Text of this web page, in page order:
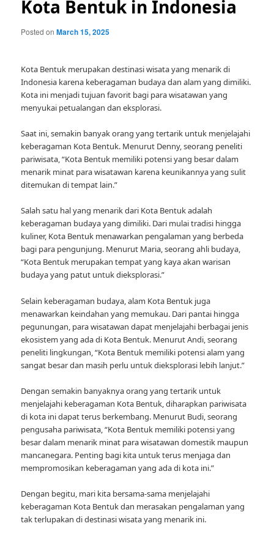
Kota Bentuk in Indonesia
Posted onMarch 15, 2025
Kota Bentuk merupakan destinasi wisata yang menarik di
Indonesia karena keberagaman budaya dan alam yang dimiliki.
Kota ini menjadi tujuan favorit bagi para wisatawan yang
menyukai petualangan dan eksplorasi.
Saat ini, semakin banyak orang yang tertarik untuk menjelajahi
keberagaman Kota Bentuk. Menurut Denny, seorang peneliti
pariwisata, “Kota Bentuk memiliki potensi yang besar dalam
menarik minat para wisatawan karena keunikannya yang sulit
ditemukan di tempat lain.”
Salah satu hal yang menarik dari Kota Bentuk adalah
keberagaman budaya yang dimiliki. Dari mulai tradisi hingga
kuliner, Kota Bentuk menawarkan pengalaman yang berbeda
bagi para pengunjung. Menurut Maria, seorang ahli budaya,
“Kota Bentuk merupakan tempat yang kaya akan warisan
budaya yang patut untuk dieksplorasi.”
Selain keberagaman budaya, alam Kota Bentuk juga
menawarkan keindahan yang memukau. Dari pantai hingga
pegunungan, para wisatawan dapat menjelajahi berbagai jenis
ekosistem yang ada di Kota Bentuk. Menurut Andi, seorang
peneliti lingkungan, “Kota Bentuk memiliki potensi alam yang
sangat besar dan masih perlu untuk dieksplorasi lebih lanjut.”
Dengan semakin banyaknya orang yang tertarik untuk
menjelajahi keberagaman Kota Bentuk, diharapkan pariwisata
di kota ini dapat terus berkembang. Menurut Budi, seorang
pengusaha pariwisata, “Kota Bentuk memiliki potensi yang
besar dalam menarik minat para wisatawan domestik maupun
mancanegara. Penting bagi kita untuk terus menjaga dan
mempromosikan keberagaman yang ada di kota ini.”
Dengan begitu, mari kita bersama-sama menjelajahi
keberagaman Kota Bentuk dan merasakan pengalaman yang
tak terlupakan di destinasi wisata yang menarik ini.